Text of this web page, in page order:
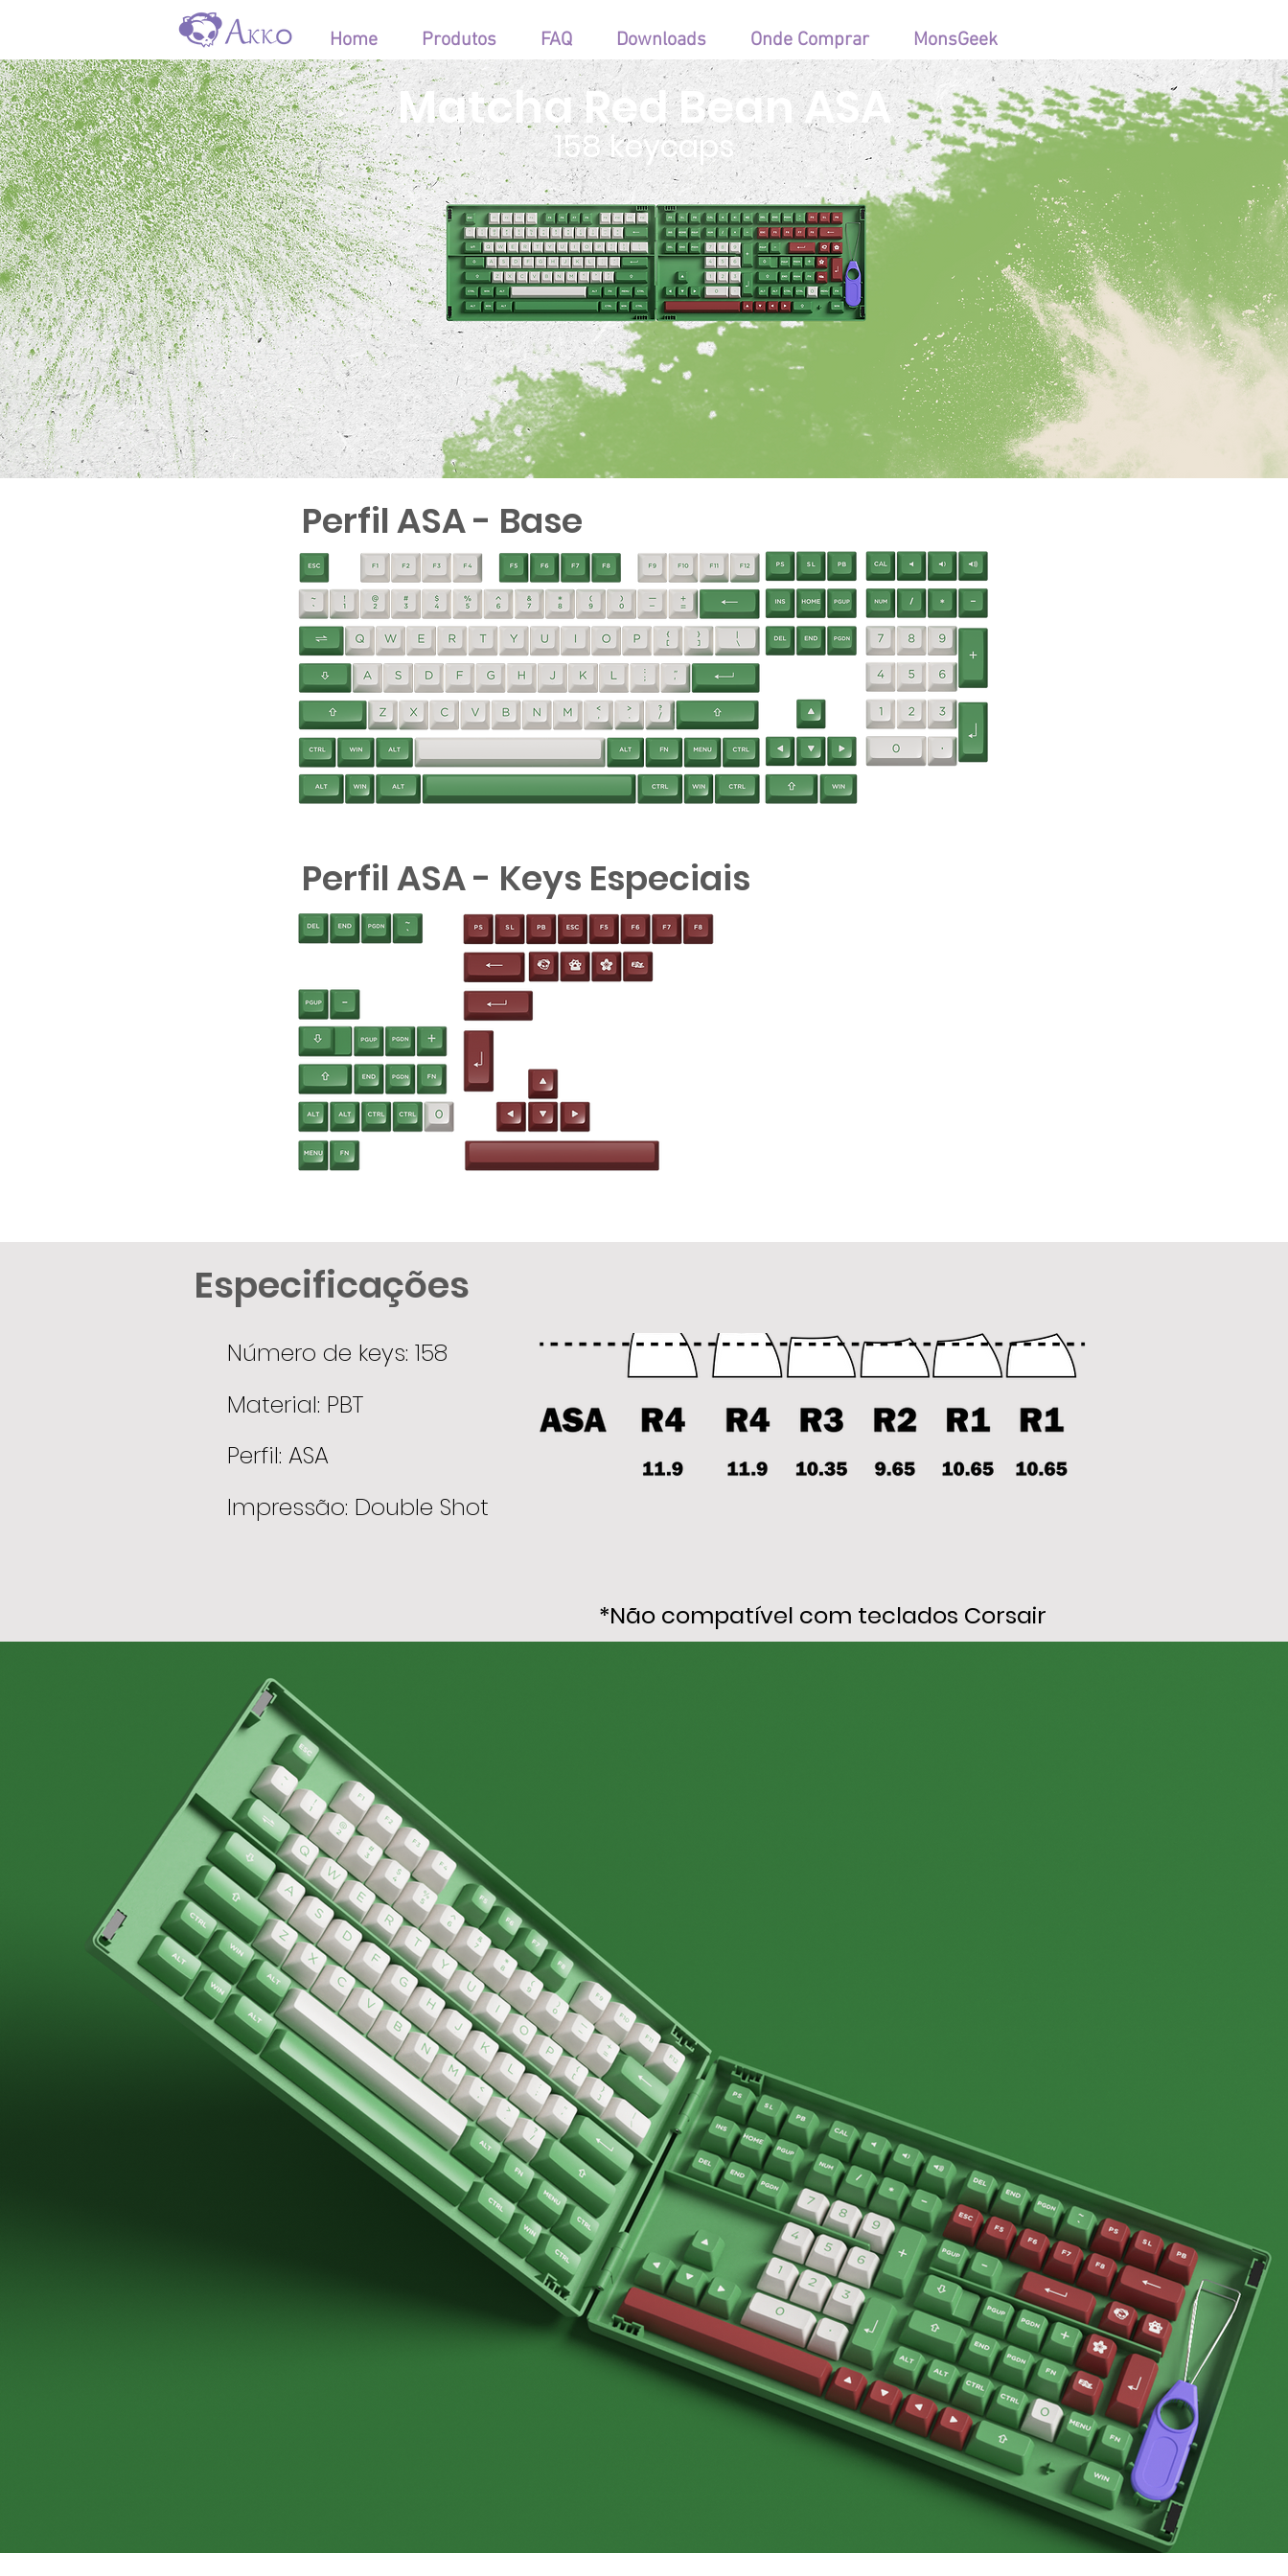
Home Produtos FAQ Downloads Onde Comprar MonsGeek
158 keycaps
Matcha Red Bean ASA
Perfil ASA - Base
Perfil ASA - Keys Especiais
Especificações
Número de keys: 158
Material: PBT
Perfil: ASA
Impressão: Double Shot
*Não compatível com teclados Corsair